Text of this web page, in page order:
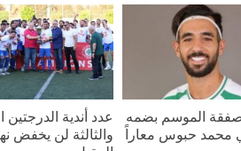
صفقة الموسم بضمه
محمد حبوس معاراً
عدد أندية الدرجتين
والثالثة لن يخفض